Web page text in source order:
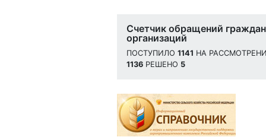
Счетчик обращений
организаций
ПОСТУПИЛО 1141 НА
1136 РЕШЕНО 5